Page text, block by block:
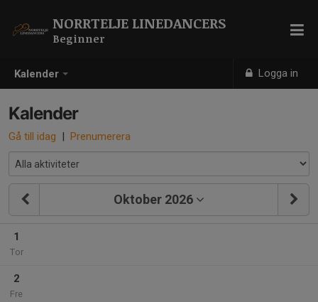
Kalender Logga in
NORRTELJE LINEDANCERS
Beginner
Kalender
Gå till idag | Prenumerera
Oktober 2026
1
Tor
2
Fre